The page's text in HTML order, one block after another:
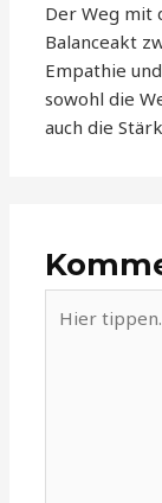
Der Weg mit
Balanceakt
Empathie
sowohl die
auch die
tippen...